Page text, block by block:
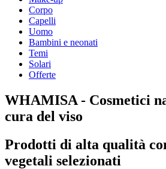
Corpo
Capelli
Uomo
Bambini e neonati
Temi
Solari
Offerte
WHAMISA - Cosmetici
cura del viso
Prodotti di alta qualità
vegetali selezionati